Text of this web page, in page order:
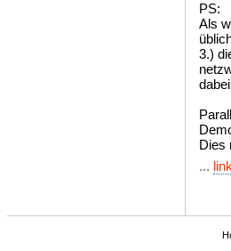
PS:
Als
3.)
Dies
... link